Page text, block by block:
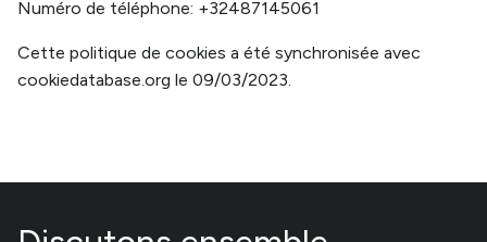
Numéro de téléphone: +32487145061
Cette politique de cookies a été synchronisée avec
cookiedatabase.org le 09/03/2023.